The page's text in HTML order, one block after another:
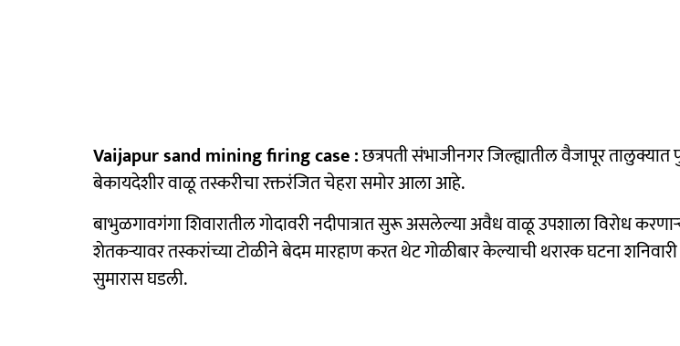
Vaijapur sand mining firing case :छत्रपती संभाजीनगर जिल्ह्यातील वैजापूर तालुक्यात
बेकायदेशीर वाळू तस्करीचा रक्तरंजित चेहरा समोर आला आहे.
बाभुळगावगंगा शिवारातील गोदावरी नदीपात्रात सुरू असलेल्या अवैध वाळू उपशाला विरोध
शेतकऱ्यावर तस्करांच्या टोळीने बेदम मारहाण करत थेट गोळीबार केल्याची थरारक घटना शनिवारी
सुमारास घडली.